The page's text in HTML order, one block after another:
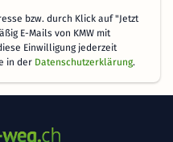
bzw. durch Klick auf "Jetzt
E-Mails von KMW mit
Einwilligung jederzeit
in der Datenschutzerklärung.